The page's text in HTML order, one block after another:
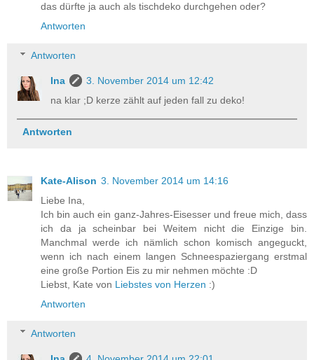
das dürfte ja auch als tischdeko durchgehen oder?
Antworten
Antworten
Ina
3. November 2014 um 12:42
na klar ;D kerze zählt auf jeden fall zu deko!
Antworten
Kate-Alison 3. November 2014 um 14:16
Liebe Ina,
Ich bin auch ein ganz-Jahres-Eisesser und freue mich, dass
ich da ja scheinbar bei Weitem nicht die Einzige bin.
Manchmal werde ich nämlich schon komisch angeguckt,
wenn ich nach einem langen Schneespaziergang erstmal
eine große Portion Eis zu mir nehmen möchte :D
Liebst, Kate von Liebstes von Herzen :)
Antworten
Antworten